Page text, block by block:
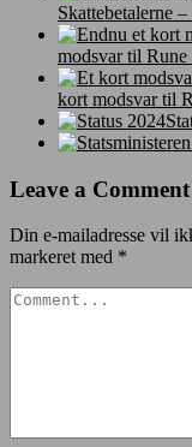
Skattebetalerne
modsvar til Rune
kort modsvar til
Leave a Comment
Din e-mailadresse vil
markeret med *